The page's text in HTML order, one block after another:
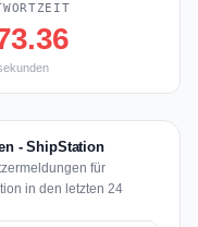
- ShipStation
für
in den letzten 24